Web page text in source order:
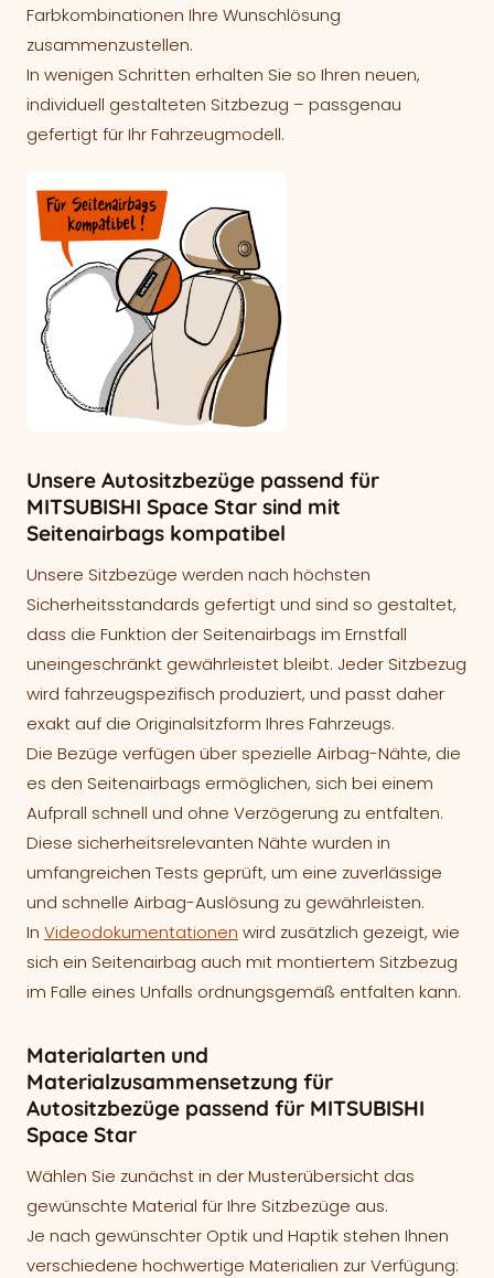
Farbkombinationen Ihre Wunschlösung
zusammenzustellen.
In wenigen Schritten erhalten Sie so Ihren neuen,
individuell gestalteten Sitzbezug – passgenau
gefertigt für Ihr Fahrzeugmodell.
Unsere Autositzbezüge passend für
MITSUBISHI Space Star sind mit
Seitenairbags kompatibel
Unsere Sitzbezüge werden nach höchsten
Sicherheitsstandards gefertigt und sind so gestaltet,
dass die Funktion der Seitenairbags im Ernstfall
uneingeschränkt gewährleistet bleibt. Jeder Sitzbezug
wird fahrzeugspezifisch produziert, und passt daher
exakt auf die Originalsitzform Ihres Fahrzeugs.
Die Bezüge verfügen über spezielle Airbag-Nähte, die
es den Seitenairbags ermöglichen, sich bei einem
Aufprall schnell und ohne Verzögerung zu entfalten.
Diese sicherheitsrelevanten Nähte wurden in
umfangreichen Tests geprüft, um eine zuverlässige
und schnelle Airbag-Auslösung zu gewährleisten.
In Videodokumentationen wird zusätzlich gezeigt, wie
sich ein Seitenairbag auch mit montiertem Sitzbezug
im Falle eines Unfalls ordnungsgemäß entfalten kann.
Materialarten und
Materialzusammensetzung für
Autositzbezüge passend für MITSUBISHI
Space Star
Wählen Sie zunächst in der Musterübersicht das
gewünschte Material für Ihre Sitzbezüge aus.
Je nach gewünschter Optik und Haptik stehen Ihnen
verschiedene hochwertige Materialien zur Verfügung: